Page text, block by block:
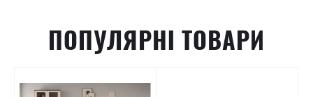
компонування, колекція «Ацтека» стане чудовим вибором.
В інтернет-магазині «Брістоль» представлена актуальна
ПОПУЛЯРНІ ТОВАРИ